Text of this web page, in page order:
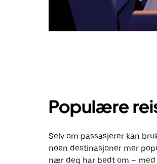
Populære
Selv om passasjerer kan
noen destinasjoner mer
nær deg har bedt om –